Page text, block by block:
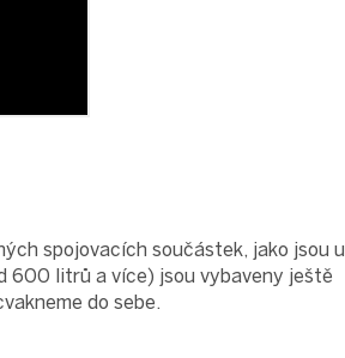
spojovacích součástek, jako jsou u
600 litrů a více) jsou vybaveny ještě
do sebe.